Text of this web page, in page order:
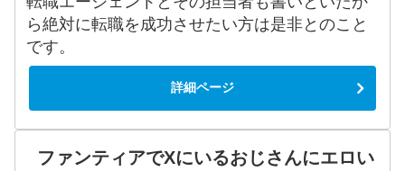
ら絶対に転職を成功させたい方は是非とのこと
です。
詳細ページ
ファンティアでXにいるおじさんにエロい